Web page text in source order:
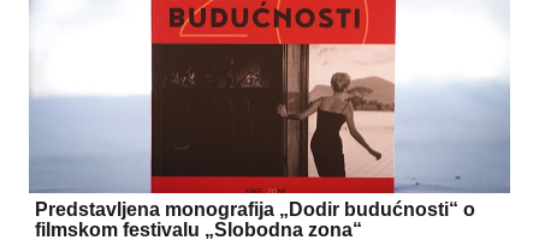
Predstavljena monografija „Dodir budućnosti“ o
filmskom festivalu „Slobodna zona“